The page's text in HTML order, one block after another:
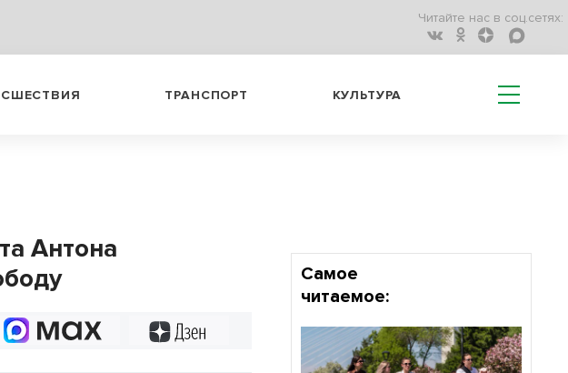
Читайте нас в соц.сетях:
ТРАНСПОРТ КУЛЬТУРА
Антона
Самое
читаемое: